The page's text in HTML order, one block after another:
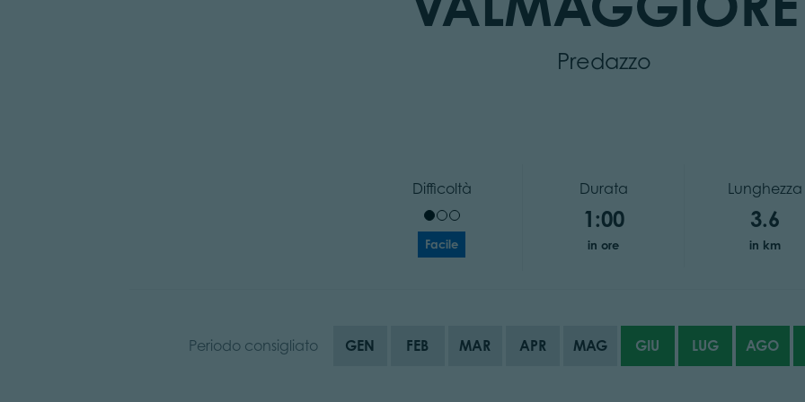
Predazzo
Difficoltà
Facile
Durata
1:00
in ore
Lunghezza
3.6
in km
Periodo consigliato GEN FEB MAR APR MAG GIU LUG AGO